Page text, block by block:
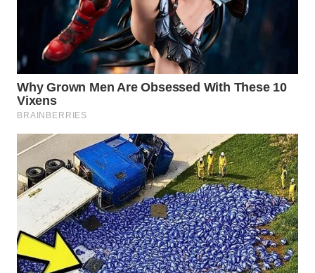
WAHANA
NEWS
WAHANA
TANI
WAHANA
ADVOKAT
WAHANA
INFRASTRUKTUR
WAHANA
KONSUMEN